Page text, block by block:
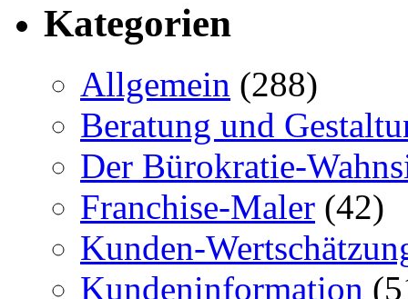
Kategorien
Allgemein (288)
Beratung und
Der Bürokratie-
Franchise-Maler (42)
Kunden-
Kundeninformation